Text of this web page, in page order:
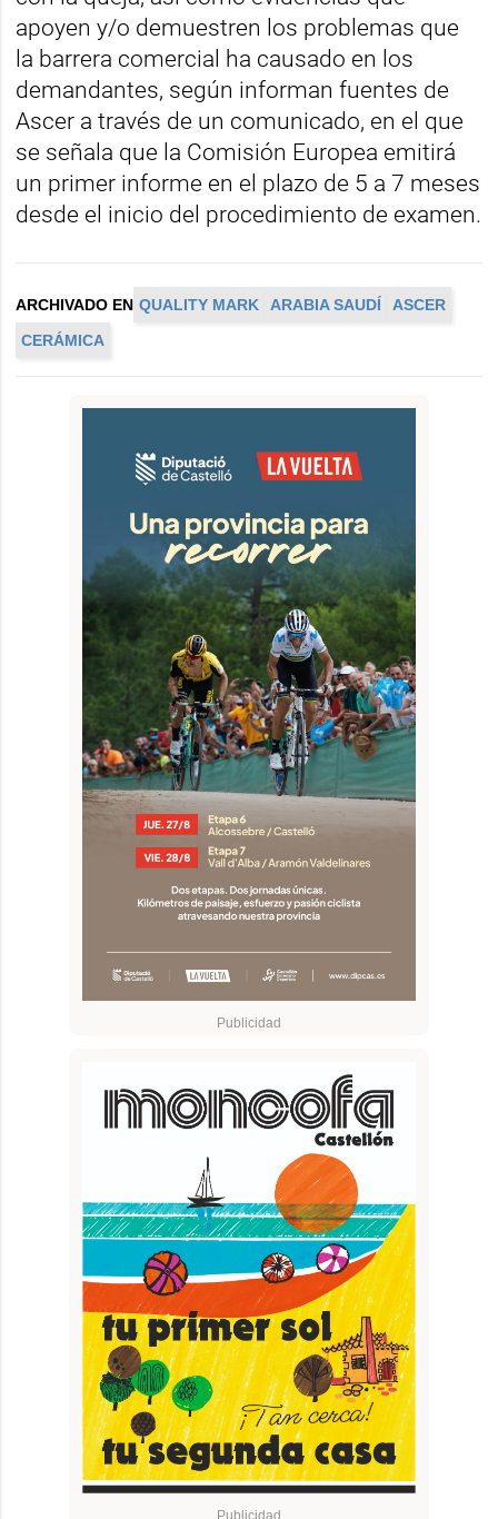
apoyen y/o demuestren los problemas que
la barrera comercial ha causado en los
demandantes, según informan fuentes de
Ascer a través de un comunicado, en el que
se señala que la Comisión Europea emitirá
un primer informe en el plazo de 5 a 7 meses
desde el inicio del procedimiento de examen.
ARCHIVADO EN QUALITY MARK ARABIA SAUDÍ
ASCER
CERÁMICA